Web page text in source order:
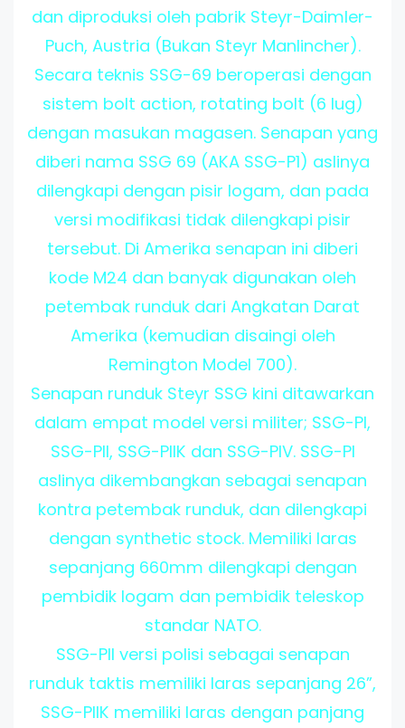
dan diproduksi oleh pabrik Steyr-Daimler-
Puch, Austria (Bukan Steyr Manlincher).
Secara teknis SSG-69 beroperasi dengan
sistem bolt action, rotating bolt (6 lug)
dengan masukan magasen. Senapan yang
diberi nama SSG 69 (AKA SSG-P1) aslinya
dilengkapi dengan pisir logam, dan pada
versi modifikasi tidak dilengkapi pisir
tersebut. Di Amerika senapan ini diberi
kode M24 dan banyak digunakan oleh
petembak runduk dari Angkatan Darat
Amerika (kemudian disaingi oleh
Remington Model 700).
Senapan runduk Steyr SSG kini ditawarkan
dalam empat model versi militer; SSG-PI,
SSG-PII, SSG-PIIK dan SSG-PIV. SSG-PI
aslinya dikembangkan sebagai senapan
kontra petembak runduk, dan dilengkapi
dengan synthetic stock. Memiliki laras
sepanjang 660mm dilengkapi dengan
pembidik logam dan pembidik teleskop
standar NATO.
SSG-PII versi polisi sebagai senapan
runduk taktis memiliki laras sepanjang 26”,
SSG-PIIK memiliki laras dengan panjang